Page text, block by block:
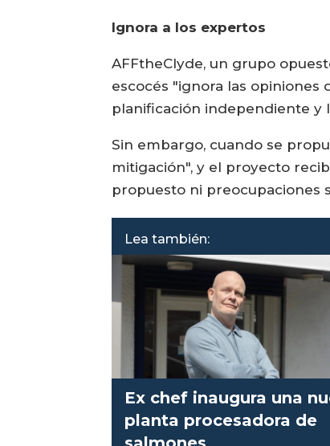
Ignora a los expertos
AFFtheClyde, un grupo
escocés "ignora las
planificación independiente y
Sin embargo, cuando se
mitigación", y el proyecto
propuesto ni preocupaciones
Lea también:
Ex chef inaugura una
planta procesadora de